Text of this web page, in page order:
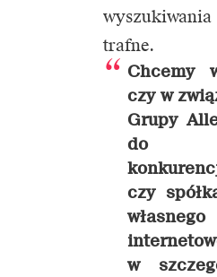
trafne.
Chcemy
czy w
Grupy
do
czy
w